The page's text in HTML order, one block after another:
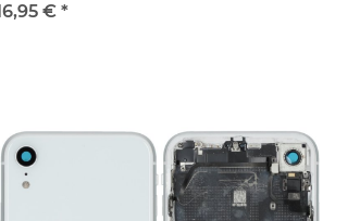
€ *